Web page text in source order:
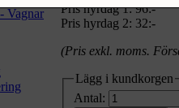
Vagnar
Pris hyrdag 1:96:-
Pris hyrdag 2: 32:-
(Pris exkl. moms.
Lägg i kundkorgen
Antal: